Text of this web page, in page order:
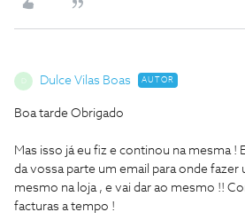
Dulce Vilas Boas AUTOR
Boa tarde Obrigado
Mas isso já eu fiz e continou na mesma !
da vossa parte um email para onde fazer
mesmo na loja , e vai dar ao mesmo !!
facturas a tempo !